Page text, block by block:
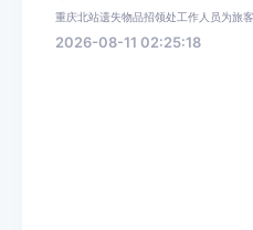
重庆北站遗失物品招领处工作人员为旅
2026-08-11 02:25:18